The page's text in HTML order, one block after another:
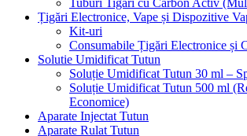
Tuburi Tigari cu Carbon Activ
Țigări Electronice, Vape și Dispozitive
Kit-uri
Consumabile Țigări Electronice și
Solutie Umidificat Tutun
Soluție Umidificat Tutun 30 ml –
Soluție Umidificat Tutun 500 ml
Economice)
Aparate Injectat Tutun
Aparate Rulat Tutun